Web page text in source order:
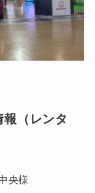
（レンタ
央様